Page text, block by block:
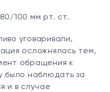
100 мм рт. ст.
уговаривали,
осложнялась тем,
обращения к
было наблюдать за
и в случае